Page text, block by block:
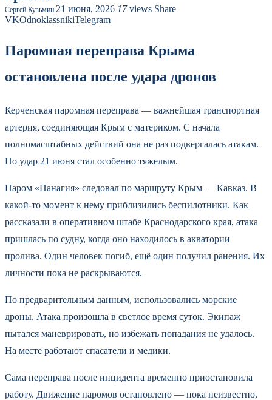
Сергей Кузьмин 21 июня, 2026 17views Share
VKOdnoklassnikiTelegram
Паромная переправа Крыма
остановлена после удара дронов
Керченская паромная переправа — важнейшая транспортная
артерия, соединяющая Крым с материком. С начала
полномасштабных действий она не раз подвергалась атакам.
Но удар 21 июня стал особенно тяжелым.
Паром «Панагия» следовал по маршруту Крым — Кавказ. В
какой-то момент к нему приблизились беспилотники. Как
рассказали в оперативном штабе Краснодарского края, атака
пришлась по судну, когда оно находилось в акватории
пролива. Один человек погиб, ещё один получил ранения. Их
личности пока не раскрываются.
По предварительным данным, использовались морские
дроны. Атака произошла в светлое время суток. Экипаж
пытался маневрировать, но избежать попадания не удалось.
На месте работают спасатели и медики.
Сама переправа после инцидента временно приостановила
работу. Движение паромов остановлено — пока неизвестно,